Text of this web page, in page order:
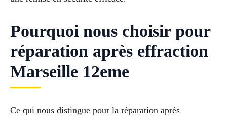
Pourquoi nous choisir pour
réparation après effraction
Marseille 12eme
Ce qui nous distingue pour la réparation après